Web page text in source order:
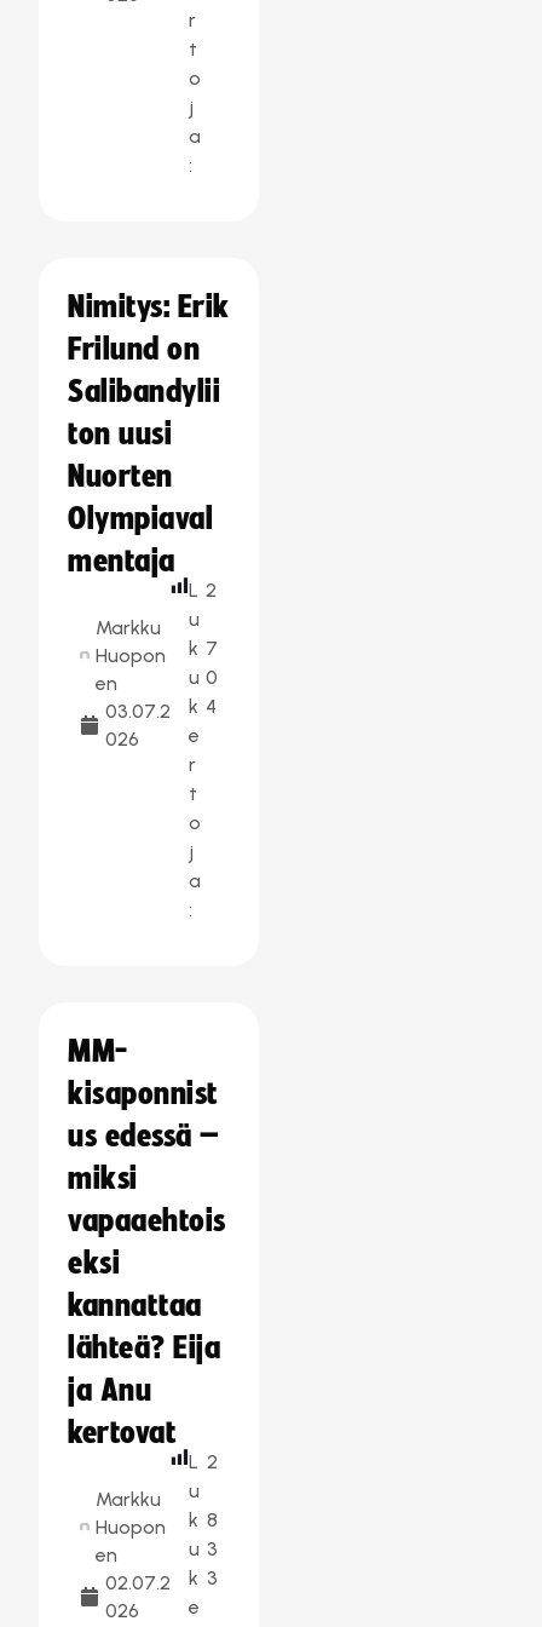
r
t
o
j
a
:
Nimitys: Erik
Frilund on
Salibandylii
ton uusi
Nuorten
Olympiaval
mentaja
Markku
Huopon
en
03.07.2
026
L
u
k
u
k
e
r
t
o
j
a
:
2
7
0
4
MM-
kisaponnist
us edessä –
miksi
vapaaehtois
eksi
kannattaa
lähteä? Eija
ja Anu
kertovat
Markku
Huopon
en
02.07.2
026
L
u
k
u
k
e
2
8
3
3